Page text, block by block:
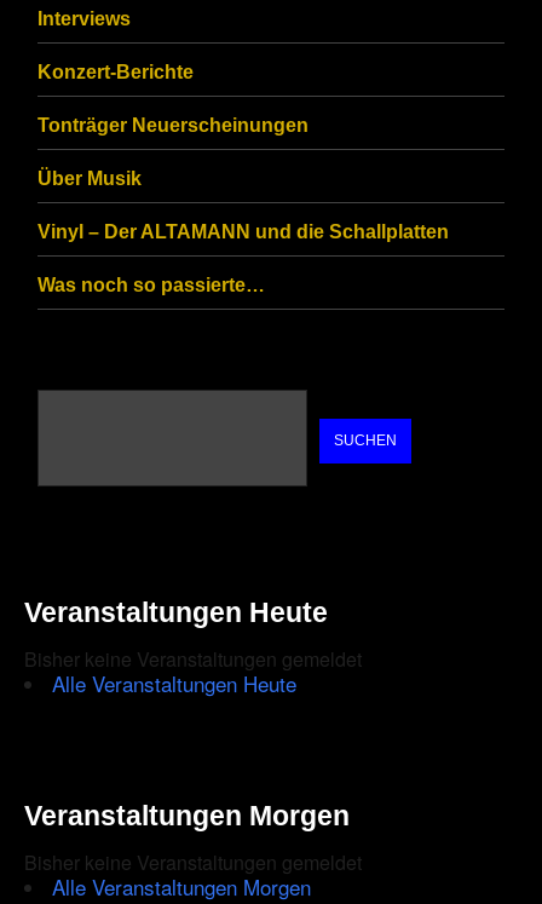
that
you
are
human.
Interviews
Konzert-Berichte
Tonträger Neuerscheinungen
Über Musik
Vinyl – Der ALTAMANN und die Schallplatten
Was noch so passierte…
SUCHEN
Veranstaltungen Heute
Bisher keine Veranstaltungen gemeldet
Alle Veranstaltungen Heute
Veranstaltungen Morgen
Bisher keine Veranstaltungen gemeldet
Alle Veranstaltungen Morgen